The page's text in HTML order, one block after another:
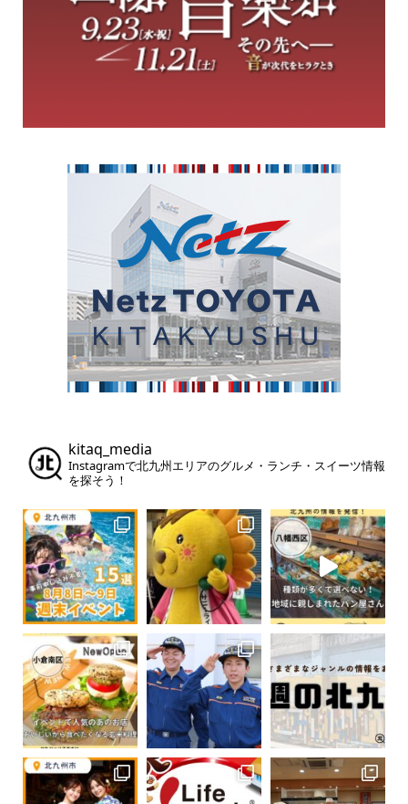
kitaq_media
Instagramで北九州エリアのグルメ・ランチ・スイーツ情報
を探そう！